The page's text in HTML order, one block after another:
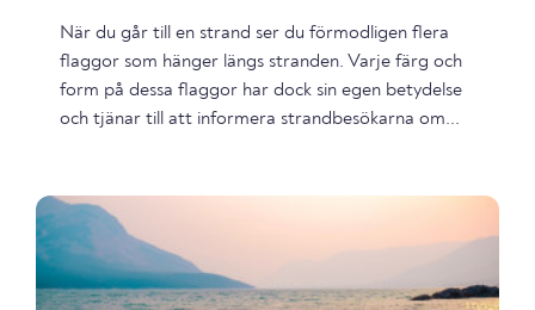
När du går till en strand ser du förmodligen flera
flaggor som hänger längs stranden. Varje färg och
form på dessa flaggor har dock sin egen betydelse
och tjänar till att informera strandbesökarna om...